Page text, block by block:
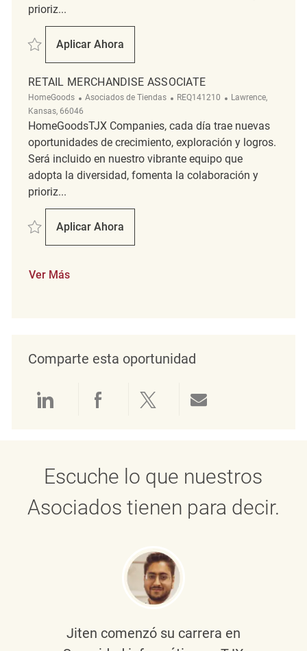
prioriz...
Salvar Temporary Merchandise Associate REQ128601
Aplicar Ahora
Temporary Merchandise Associate
RETAIL MERCHANDISE ASSOCIATE
HomeGoods Categoría
Asociados de Tiendas ReqId
REQ141210 Ubicación
Lawrence,
Kansas, 66046
HomeGoodsTJX Companies, cada día trae nuevas
oportunidades de crecimiento, exploración y logros.
Será incluido en nuestro vibrante equipo que
adopta la diversidad, fomenta la colaboración y
prioriz...
Salvar Retail Merchandise Associate REQ141210
Aplicar Ahora
Retail Merchandise Associate
Ver Más
Comparte esta oportunidad
Compartir a través de LinkedIn
Compartir a través de
Compartir a través
Escuche lo que nuestros
Asociados tienen para decir.
Jiten comenzó su carrera en